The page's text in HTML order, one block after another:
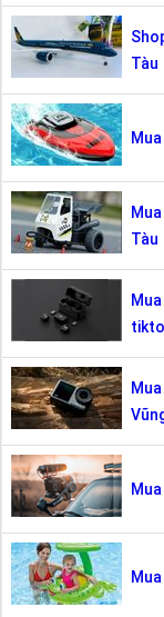
Tàu
Tàu